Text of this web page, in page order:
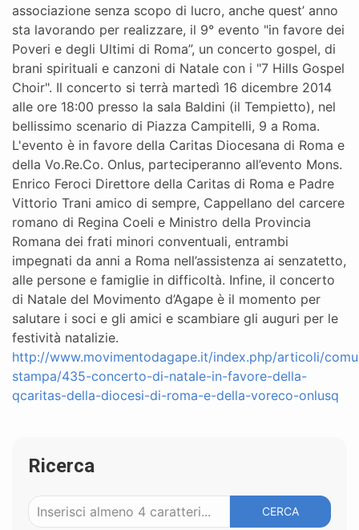
associazione senza scopo di lucro, anche quest’ anno
sta lavorando per realizzare, il 9° evento "in favore dei
Poveri e degli Ultimi di Roma”, un concerto gospel, di
brani spirituali e canzoni di Natale con i "7 Hills Gospel
Choir". Il concerto si terrà martedì 16 dicembre 2014
alle ore 18:00 presso la sala Baldini (il Tempietto), nel
bellissimo scenario di Piazza Campitelli, 9 a Roma.
L'evento è in favore della Caritas Diocesana di Roma e
della Vo.Re.Co. Onlus, parteciperanno all’evento Mons.
Enrico Feroci Direttore della Caritas di Roma e Padre
Vittorio Trani amico di sempre, Cappellano del carcere
romano di Regina Coeli e Ministro della Provincia
Romana dei frati minori conventuali, entrambi
impegnati da anni a Roma nell’assistenza ai senzatetto,
alle persone e famiglie in difficoltà. Infine, il concerto
di Natale del Movimento d’Agape è il momento per
salutare i soci e gli amici e scambiare gli auguri per le
festività natalizie.
http://www.movimentodagape.it/index.php/articoli/
stampa/435-concerto-di-natale-in-favore-della-
qcaritas-della-diocesi-di-roma-e-della-voreco-onlusq
Ricerca
CERCA